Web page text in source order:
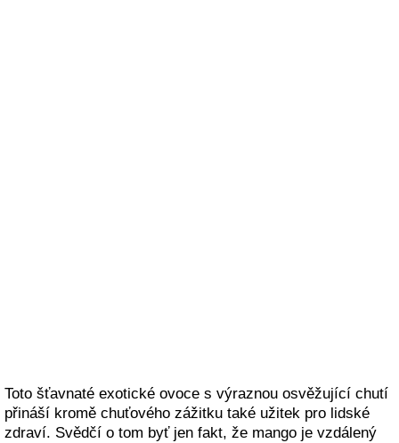
Toto šťavnaté exotické ovoce s výraznou osvěžující chutí
přináší kromě chuťového zážitku také užitek pro lidské
zdraví. Svědčí o tom byť jen fakt, že mango je vzdálený